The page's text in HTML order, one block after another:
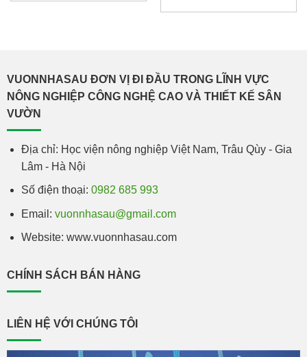
là:
tại
VUONNHASAU ĐƠN VỊ ĐI ĐẦU TRONG LĨNH VỰC
NÔNG NGHIỆP CÔNG NGHỆ CAO VÀ THIẾT KẾ SÂN
VƯỜN
Địa chỉ: Học viện nông nghiệp Việt Nam, Trâu Qùy - Gia
Lâm - Hà Nội
Số điện thoại: 0982 685 993
Email: vuonnhasau@gmail.com
Website: www.vuonnhasau.com
CHÍNH SÁCH BÁN HÀNG
LIÊN HỆ VỚI CHÚNG TÔI